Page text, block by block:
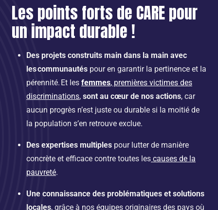
Les points forts de CARE pour
un impact durable !
Des projets construits main dans la main avec
les communautés pour en garantir la pertinence et la
pérennité. Et les femmes, premières victimes des
discriminations, sont au cœur de nos actions, car
aucun progrès n’est juste ou durable si la moitié de
la population s’en retrouve exclue.
Des expertises multiples pour lutter de manière
concrète et efficace contre toutes les causes de la
pauvreté.
Une connaissance des problématiques et solutions
locales, grâce à nos équipes originaires des pays où